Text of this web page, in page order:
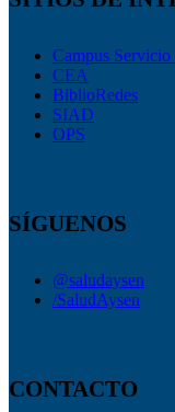
Campus
CEA
BiblioRedes
SIAD
OPS
SÍGUENOS
@saludaysen
/SaludAysen
CONTACTO